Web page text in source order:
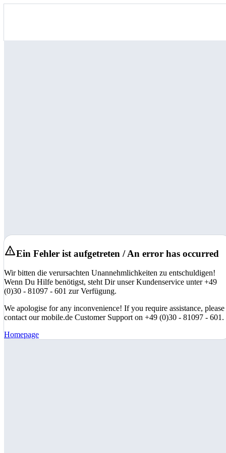
Ein Fehler ist aufgetreten / An error has occurred
Wir bitten die verursachten Unannehmlichkeiten zu entschuldigen!
Wenn Du Hilfe benötigst, steht Dir unser Kundenservice unter +49
(0)30 - 81097 - 601 zur Verfügung.
We apologise for any inconvenience! If you require assistance, please
contact our mobile.de Customer Support on +49 (0)30 - 81097 - 601.
Homepage